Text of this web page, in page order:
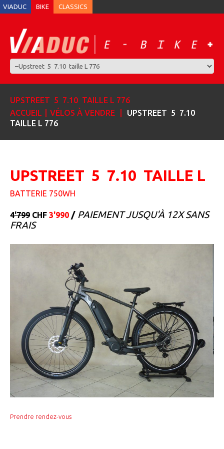
VIADUC BIKE CLASSICS
UPSTREET 5 7.10 TAILLE L 776
ACCUEIL
VÉLOS À VENDRE
UPSTREET 5 7.10
TAILLE L 776
UPSTREET 5 7.10 TAILLE L
BATTERIE 750WH
4'799 CHF 3'990 / PAIEMENT JUSQU'À 12X SANS
FRAIS
Prendre rendez-vous